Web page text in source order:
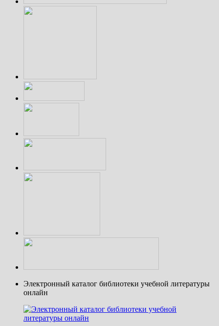
Электронный каталог библиотеки учебной литературы
онлайн